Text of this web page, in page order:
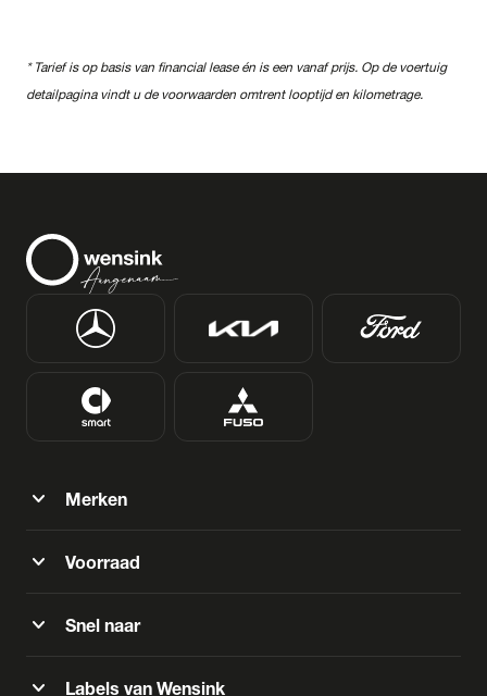
* Tarief is op basis van financial lease én is een vanaf prijs. Op de voertuig
detailpagina vindt u de voorwaarden omtrent looptijd en kilometrage.
expand_more Merken
expand_more Voorraad
expand_more Snel naar
expand_more Labels van Wensink